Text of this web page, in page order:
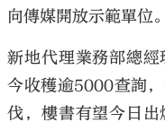
向傳媒開放示範單位。
新地代理業務部總
今收穫逾5000查詢
伐，樓書有望今日出